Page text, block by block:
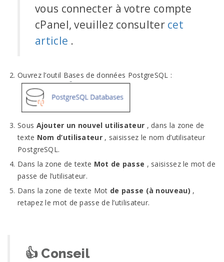
vous connecter à votre compte
cPanel, veuillez consulter cet
article .
Ouvrez l’outil Bases de données PostgreSQL :
Sous Ajouter un nouvel utilisateur , dans la zone de
texte Nom d’utilisateur, saisissez le nom d’utilisateur
PostgreSQL.
Dans la zone de texte Mot de passe , saisissez le mot de
passe de l’utilisateur.
Dans la zone de texte Mot de passe (à nouveau) ,
retapez le mot de passe de l’utilisateur.
👍 Conseil